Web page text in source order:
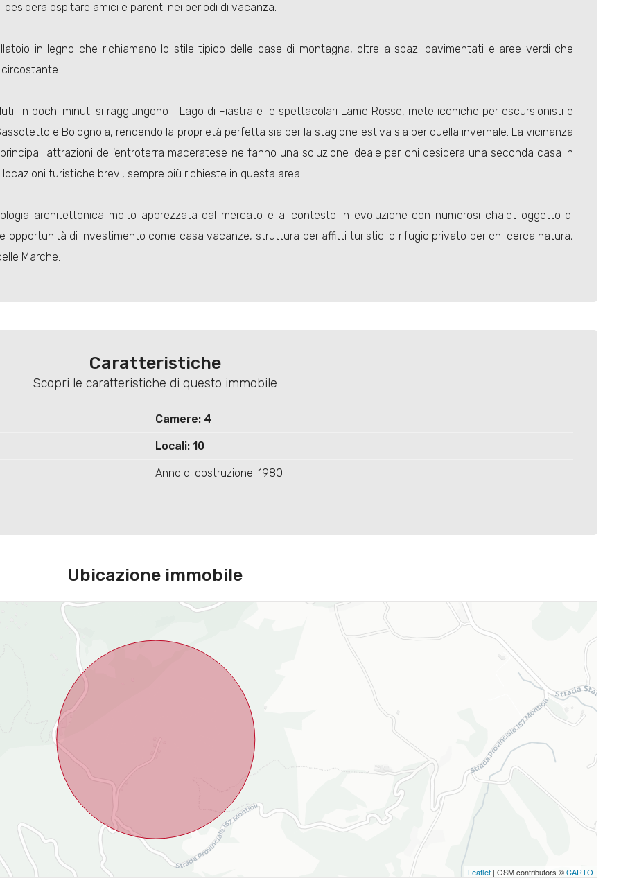
ospitare amici e parenti nei periodi di vacanza.
in legno che richiamano lo stile tipico delle case di montagna, oltre a spazi pavimentati e aree verdi che
in pochi minuti si raggiungono il Lago di Fiastra e le spettacolari Lame Rosse, mete iconiche per escursionisti e
e Bolognola, rendendo la proprietà perfetta sia per la stagione estiva sia per quella invernale. La vicinanza
attrazioni dell'entroterra maceratese ne fanno una soluzione ideale per chi desidera una seconda casa in
turistiche brevi, sempre più richieste in questa area.
architettonica molto apprezzata dal mercato e al contesto in evoluzione con numerosi chalet oggetto di
opportunità di investimento come casa vacanze, struttura per affitti turistici o rifugio privato per chi cerca natura,
Marche.
Caratteristiche
Scopri le caratteristiche di questo immobile
Camere: 4
Locali: 10
Anno di costruzione: 1980
Ubicazione immobile
Leaflet | OSM contributors ©CARTO